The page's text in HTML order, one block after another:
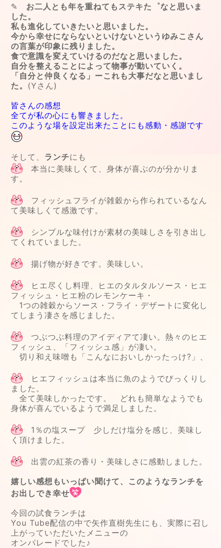
✎ お二人とも年を重ねてもステキた゜なと思いま
した。
私も進化していきたいと思いました。
今から幸せにならないといけないというゆみこさん
の言葉が印象に残りました。
食で意識を変えていけるのだなと思いました。
自分を整えることによって物事が動いていく。
「自分と仲良くなる」ーこれも大事だなと思いまし
た。 (Yさん)
皆さんの感想
全てが私の心にも響きました。
このような場を設定出来たことにも感動・感謝です
そして、 ランチにも
本当に美味しくて、身体が喜ぶのが分かりま
す。
フィッシュフライが雑穀から作られているなん
て美味しくて感激です。
シンプルな味付けが素材の美味しさを引き出し
てくれていました。
揚げ物が好きです。美味しい。
ヒエ尽くし料理、ヒエのタルタルソース・ヒエ
フィッシュ・ヒエ粉のレモンケーキ・
1つの雑穀からソース・フライ・デザートに変化し
てしまう凄さを感じました。
つぶつぶ料理のアイディアて凄い。熱々のヒエ
フィッシュ、「フィッシュ感」が凄い。
切り和え味噌も「こんなにおいしかったっけ?」、
ヒエフィッシュは本当に魚のようでびっくりし
ました。
全て美味しかったです。 どれも簡単なようでも
身体が喜んでいるようで満足しました。
1％の塩スープ 少しだけ塩分を感じ、美味し
く頂けました。
出雲の紅茶の香り・美味しさに感動しました。
嬉しい感想もいっぱい聞けて、このようなランチを
お出しでき幸せ
今回の試食ランチは
You Tube配信の中で矢作直樹先生にも、実際に召し
上がっていただいたメニューの
オンパレードでした♪